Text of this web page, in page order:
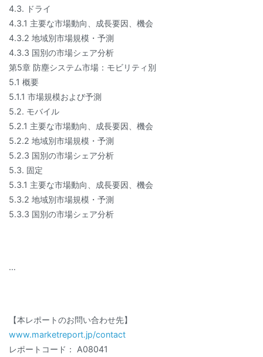
4.3. ドライ
4.3.1 主要な市場動向、成長要因、機会
4.3.2 地域別市場規模・予測
4.3.3 国別の市場シェア分析
第5章 防塵システム市場：モビリティ別
5.1 概要
5.1.1 市場規模および予測
5.2. モバイル
5.2.1 主要な市場動向、成長要因、機会
5.2.2 地域別市場規模・予測
5.2.3 国別の市場シェア分析
5.3. 固定
5.3.1 主要な市場動向、成長要因、機会
5.3.2 地域別市場規模・予測
5.3.3 国別の市場シェア分析
…
【本レポートのお問い合わせ先】
www.marketreport.jp/contact
レポートコード： A08041